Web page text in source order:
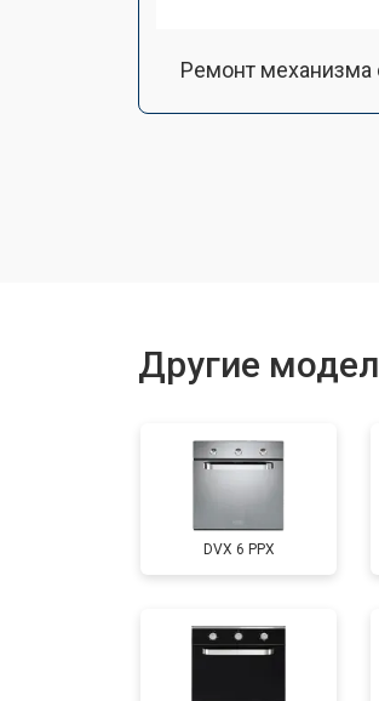
Ремонт механизма
Другие
DVX 6 PPX